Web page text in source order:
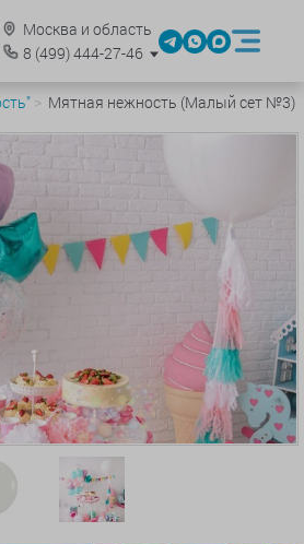
Москва и область
8 (499)444-27-46
Мятная нежность (Малый сет №3)